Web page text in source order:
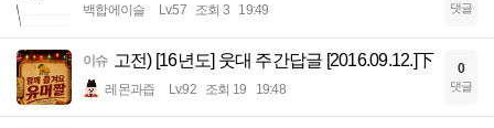
백합에이슬 Lv.57 조회 3 19:49 댓글
이슈 고전) [16년도] 웃대 주간답글 [2016.09.12.]下
레몬과즙 Lv.92 조회 19 19:48
0
댓글